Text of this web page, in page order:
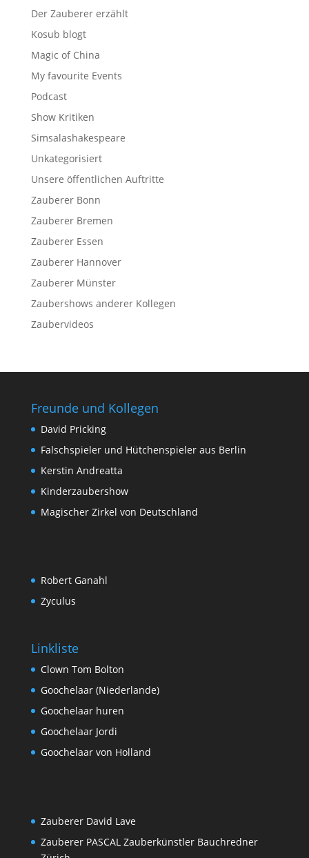
Der Zauberer erzählt
Kosub blogt
Magic of China
My favourite Events
Podcast
Show Kritiken
Simsalashakespeare
Unkategorisiert
Unsere öffentlichen Auftritte
Zauberer Bonn
Zauberer Bremen
Zauberer Essen
Zauberer Hannover
Zauberer Münster
Zaubershows anderer Kollegen
Zaubervideos
Freunde und Kollegen
David Pricking
Falschspieler und Hütchenspieler aus Berlin
Kerstin Andreatta
Kinderzaubershow
Magischer Zirkel von Deutschland
Robert Ganahl
Zyculus
Linkliste
Clown Tom Bolton
Goochelaar (Niederlande)
Goochelaar huren
Goochelaar Jordi
Goochelaar von Holland
Zauberer David Lave
Zauberer PASCAL Zauberkünstler Bauchredner